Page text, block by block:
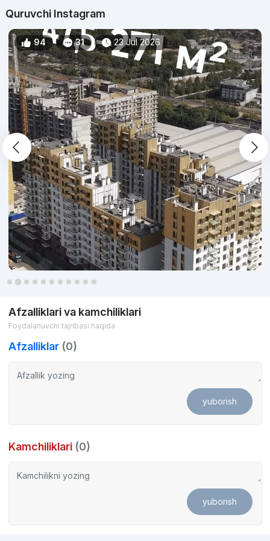
Quruvchi Instagram
94 31 23 Jul 2026
Afzalliklari va kamchiliklari
Foydalanuvchi tajribasi haqida
Afzalliklar (0)
yuborish
Kamchiliklari (0)
yuborish